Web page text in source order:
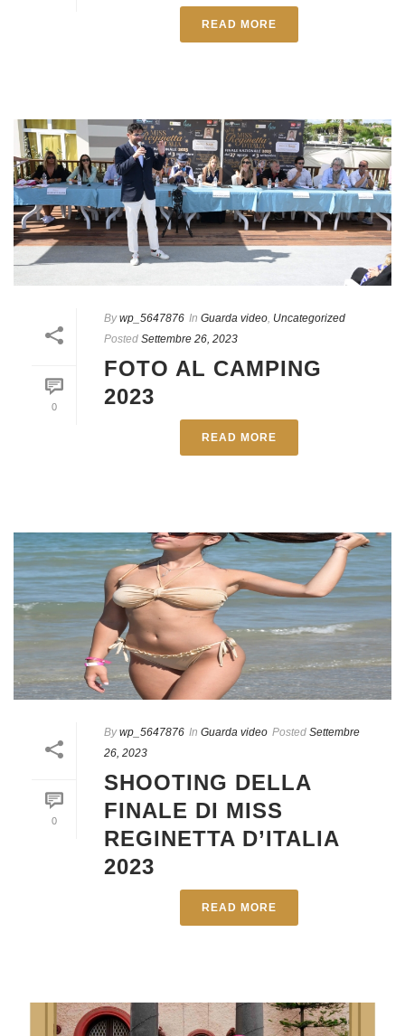
READ MORE
0
By wp_5647876 In Guarda video, Uncategorized
Posted Settembre 26, 2023
FOTO AL CAMPING
2023
READ MORE
0
By wp_5647876 In Guarda video Posted Settembre
26, 2023
SHOOTING DELLA
FINALE DI MISS
REGINETTA D’ITALIA
2023
READ MORE